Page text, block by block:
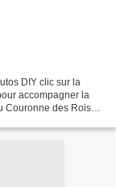
DIY clic sur la
accompagner la
Couronne des Rois